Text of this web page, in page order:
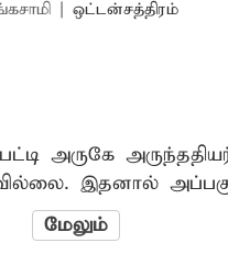
| ஒட்டன்சத்திரம்
அருகே
இதனால்
சிரமத்திற்கு
எடுக்க
மேலும்